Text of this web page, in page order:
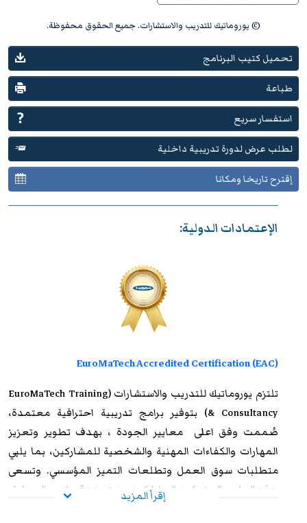
© يوروماتيك للتدريب والاستشارات. جميع الحقوق محفوظة.
تحميل كتيب البرنامج
طباعة
استفسار سريع
لطلب عرض لدورة تدريبية داخلية
إقترح تاريخا ومكانا
الإعتمادات الدولية:
EuroMaTech Accredited Certification (EAC)
تلتزم يوروماتيك للتدريب
والاستشارات (EuroMaTech Training
& Consultancy) بتوفير برامج تدريبية احترافية معتمدة،
صُممت وفق اعلى معايير الجودة ، بهدف تطوير وتعزيز
المهارات والكفاءات المهنية والشخصية للمشاركين، بما يلبي
متطلبات سوق العمل وتطلعات التميز المؤسسي. وتسعى
هذه البرامج إلى تمكين المشاركين من تعزيز قدراتهم العملية،
إقرأ المزيد